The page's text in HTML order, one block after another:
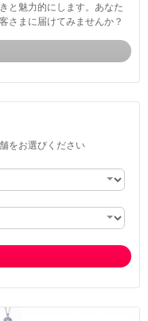
と魅力的にします。あなた
さまに届けてみませんか？
をお選びください